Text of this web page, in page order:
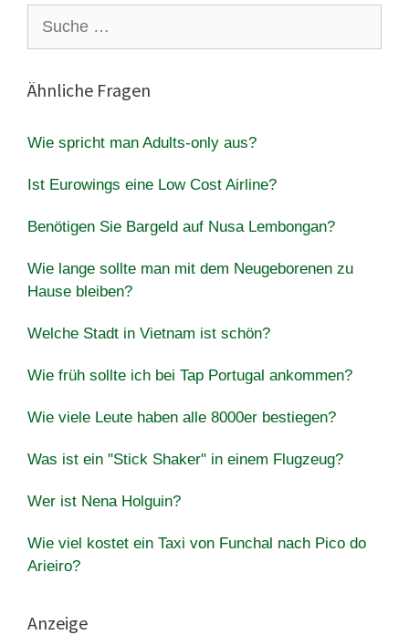
nach:
Ähnliche Fragen
Wie spricht man Adults-only aus?
Ist Eurowings eine Low Cost Airline?
Benötigen Sie Bargeld auf Nusa Lembongan?
Wie lange sollte man mit dem Neugeborenen zu
Hause bleiben?
Welche Stadt in Vietnam ist schön?
Wie früh sollte ich bei Tap Portugal ankommen?
Wie viele Leute haben alle 8000er bestiegen?
Was ist ein "Stick Shaker" in einem Flugzeug?
Wer ist Nena Holguin?
Wie viel kostet ein Taxi von Funchal nach Pico do
Arieiro?
Anzeige